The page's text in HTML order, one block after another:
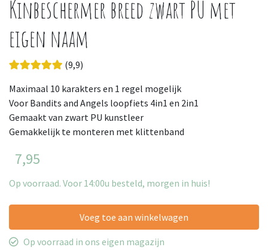
Kinbeschermer breed zwart PU met
eigen naam
(9,9)
Maximaal 10 karakters en 1 regel mogelijk
Voor Bandits and Angels loopfiets 4in1 en 2in1
Gemaakt van zwart PU kunstleer
Gemakkelijk te monteren met klittenband
7,95
Op voorraad. Voor 14:00u besteld, morgen in huis!
Voeg toe aan winkelwagen
Op voorraad in ons eigen magazijn